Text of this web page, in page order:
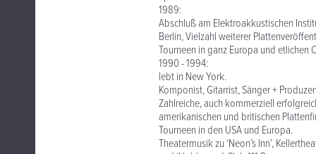
1989:
Abschluß am Elektroakkustischen
Berlin, Vielzahl weiterer
Tourneen in ganz Europa und etlichen
1990 - 1994:
lebt in New York.
Komponist, Gitarrist, Sänger +
Zahlreiche, auch kommerziell
amerikanischen und britischen
Tourneen in den USA und Europa.
Theatermusik zu ‘Neon’s Inn’,